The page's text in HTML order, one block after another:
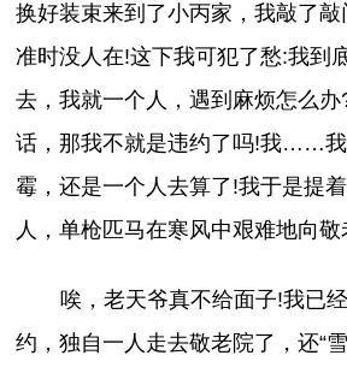
换好装束来到了小丙家，我敲了
准时没人在!这下我可犯了愁:我到
去，我就一个人，遇到麻烦怎么
话，那我不就是违约了吗!我……
霉，还是一个人去算了!我于是提
人，单枪匹马在寒风中艰难地向敬
唉，老天爷真不给面子!我已
约，独自一人走去敬老院了，还“